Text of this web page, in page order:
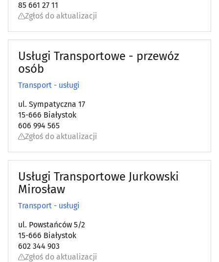
85 661 27 11
Zgłoś do aktualizacji
Usługi Transportowe - przewóz
osób
Transport - usługi
ul. Sympatyczna 17
15-666 Białystok
606 994 565
Zgłoś do aktualizacji
Usługi Transportowe Jurkowski
Mirosław
Transport - usługi
ul. Powstańców 5/2
15-666 Białystok
602 344 903
Zgłoś do aktualizacji